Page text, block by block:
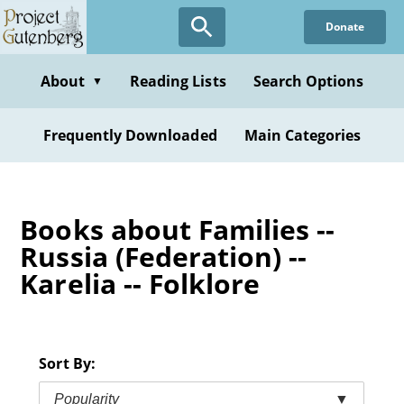
Skip
to
content
Donate
About ▼ Reading Lists Search Options
Frequently Downloaded Main Categories
Books about Families --
Russia (Federation) --
Karelia -- Folklore
Sort By:
Popularity ▼